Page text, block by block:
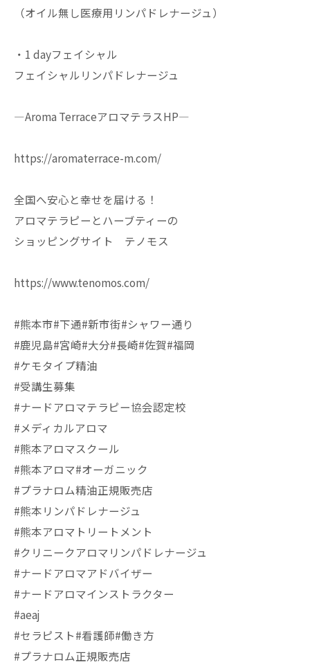
（オイル無し医療用リンパドレナージュ）
・1 dayフェイシャル
フェイシャルリンパドレナージュ
—Aroma TerraceアロマテラスHP—
https://aromaterrace-m.com/
全国へ安心と幸せを届ける！
アロマテラピーとハーブティーの
ショッピングサイト テノモス
https://www.tenomos.com/
#熊本市#下通#新市街#シャワー通り
#鹿児島#宮崎#大分#長崎#佐賀#福岡
#ケモタイプ精油
#受講生募集
#ナードアロマテラピー協会認定校
#メディカルアロマ
#熊本アロマスクール
#熊本アロマ#オーガニック
#プラナロム精油正規販売店
#熊本リンパドレナージュ
#熊本アロマトリートメント
#クリニークアロマリンパドレナージュ
#ナードアロマアドバイザー
#ナードアロマインストラクター
#aeaj
#セラピスト#看護師#働き方
#プラナロム正規販売店